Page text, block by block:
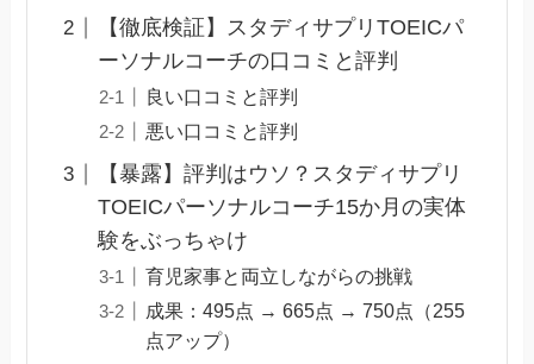
【徹底検証】スタディサプリTOEICパ
ーソナルコーチの口コミと評判
良い口コミと評判
悪い口コミと評判
【暴露】評判はウソ？スタディサプリ
TOEICパーソナルコーチ15か月の実体
験をぶっちゃけ
育児家事と両立しながらの挑戦
成果：495点 → 665点 → 750点（255
点アップ）